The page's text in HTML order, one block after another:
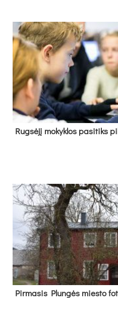
Rug­sė­jį mo­kyk­los pa­si­tiks
Pir­ma­sis Plun­gės mies­to